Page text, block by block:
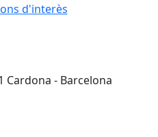
d'interès
Cardona - Barcelona